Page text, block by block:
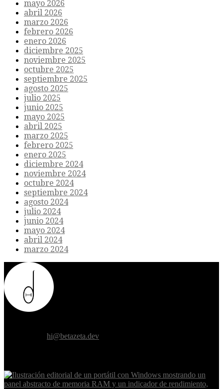
mayo 2026
abril 2026
marzo 2026
febrero 2026
enero 2026
diciembre 2025
noviembre 2025
octubre 2025
septiembre 2025
agosto 2025
julio 2025
junio 2025
mayo 2025
abril 2025
marzo 2025
febrero 2025
enero 2025
diciembre 2024
noviembre 2024
octubre 2024
septiembre 2024
agosto 2024
julio 2024
junio 2024
mayo 2024
abril 2024
marzo 2024
hi@betazeta.dev